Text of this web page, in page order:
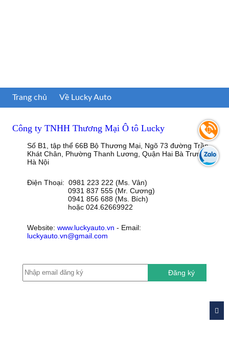
Trang chủ Về Lucky Auto
Công ty TNHH Thương Mại Ô tô Lucky
Số B1, tập thể 66B Bộ Thương Mại, Ngõ 73 đường Trần
Khát Chân, Phường Thanh Lương, Quận Hai Bà Trưng,
Hà Nội
Điện Thoại: 0981 223 222 (Ms. Vân)
0931 837 555 (Mr. Cương)
0941 856 688 (Ms. Bích)
hoặc 024.62669922
Website: www.luckyauto.vn - Email:
luckyauto.vn@gmail.com
Đăng ký